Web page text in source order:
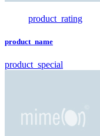
product_rating
product_name
product_special